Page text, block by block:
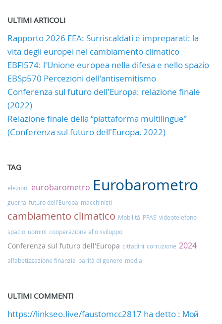
ULTIMI ARTICOLI
Rapporto 2026 EEA: Surriscaldati e impreparati: la
vita degli europei nel cambiamento climatico
EBFl574: l'Unione europea nella difesa e nello spazio
EBSp570 Percezioni dell'antisemitismo
Conferenza sul futuro dell'Europa: relazione finale
(2022)
Relazione finale della “piattaforma multilingue”
(Conferenza sul futuro dell'Europa, 2022)
TAG
elezioni eurobarometro Eurobarometro
guerra futuro dell'Europa macchinisti
cambiamento climatico Mobilità PFAS videotelefono
spacio uomini cooperazione allo sviluppo
Conferenza sul futuro dell'Europa cittadini corruzione 2024
alfabetizzazione finanzia parità di genere media
ULTIMI COMMENTI
https://linkseo.live/faustomcc2817 ha detto : Мой